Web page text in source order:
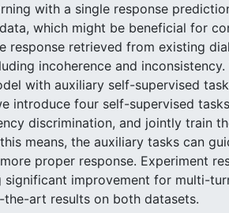
with a single response
which might be beneficial for
response retrieved from existing
incoherence and
with auxiliary self-supervised
introduce four self-supervised
discrimination, and jointly train
means, the auxiliary tasks can
proper response. Experiment
significant improvement for multi-
art results on both datasets.